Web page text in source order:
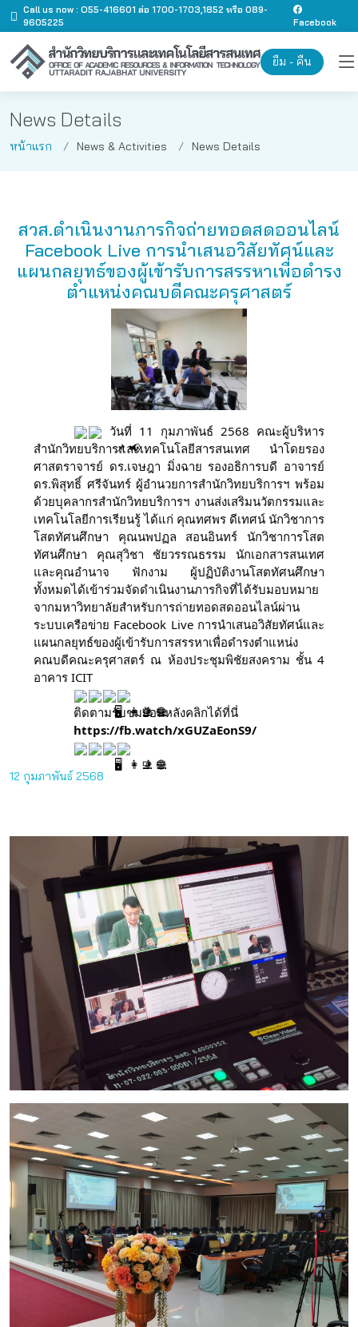
Call us now : O55-416601 ต่อ 1700-1703,1852 หรือ 089-
9605225
Facebook
ยืม - คืน
News Details
หน้าแรก News & Activities News Details
สวส.ดำเนินงานภารกิจถ่ายทอดสดออนไลน์
Facebook Live การนำเสนอวิสัยทัศน์และ
แผนกลยุทธ์ของผู้เข้ารับการสรรหาเพื่อดำรง
ตำแหน่งคณบดีคณะครุศาสตร์
วันที่ 11 กุมภาพันธ์ 2568 คณะผู้บริหาร
สำนักวิทยบริการและเทคโนโลยีสารสนเทศ นำโดยรอง
ศาสตราจารย์ ดร.เจษฎา มิ่งฉาย รองอธิการบดี อาจารย์
ดร.พิสุทธิ์ ศรีจันทร์ ผู้อำนวยการสำนักวิทยบริการฯ พร้อม
ด้วยบุคลากรสำนักวิทยบริการฯ งานส่งเสริมนวัตกรรมและ
เทคโนโลยีการเรียนรู้ ได้แก่ คุณทศพร ดีเทศน์ นักวิชาการ
โสตทัศนศึกษา คุณนพปฏล สอนอินทร์ นักวิชาการโสต
ทัศนศึกษา คุณสุวิชา ชัยวรรณธรรม นักเอกสารสนเทศ
ทั้งหมดได้เข้าร่วมจัดดำเนินงานภารกิจที่ได้รับมอบหมาย
จากมหาวิทยาลัยสำหรับการถ่ายทอดสดออนไลน์ผ่าน
ระบบเครือข่าย Facebook Live การนำเสนอวิสัยทัศน์และ
แผนกลยุทธ์ของผู้เข้ารับการสรรหาเพื่อดำรงตำแหน่ง
คณบดีคณะครุศาสตร์ ณ ห้องประชุมพิชัยสงคราม ชั้น 4
อาคาร ICIT
ติดตามรับชมย้อนหลังคลิกได้ที่นี่
https://fb.watch/xGUZaEonS9/
12 กุมภาพันธ์ 2568